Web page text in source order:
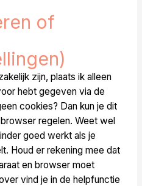
of
zijn, plaats ik alleen
hebt gegeven via de
cookies? Dan kun je dit
regelen. Weet wel
goed werkt als je
Houd er rekening mee dat
en browser moet
vind je in de helpfunctie